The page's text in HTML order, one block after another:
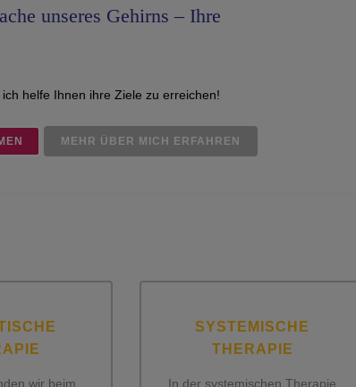
unseres Gehirns – Ihre
helfe Ihnen ihre Ziele zu erreichen!
MEHR ÜBER MICH ERFAHREN
wir beim
SYSTEMISCHE
THERAPIE
In der systemischen Therapie